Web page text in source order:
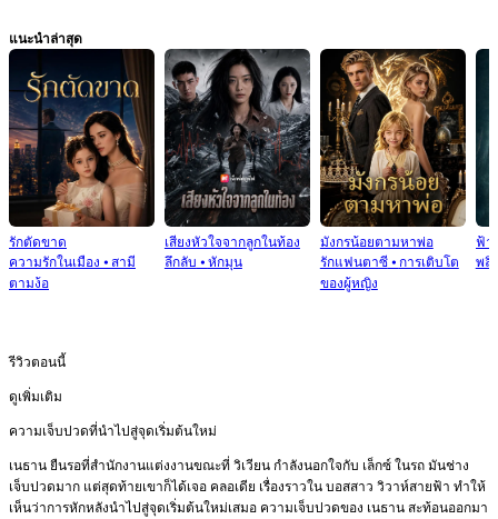
แนะนำล่าสุด
รักตัดขาด
ความรักในเมือง ⦁ สามี
ตามง้อ
เสียงหัวใจจากลูกในท้อง
ลึกลับ ⦁ หักมุน
มังกรน้อยตามหาพ่อ
รักแฟนตาซี⦁ การเติบโต
ของผู้หญิง
ฟ้า
พลิ
รีวิวตอนนี้
ดูเพิ่มเติม
ความเจ็บปวดที่นำไปสู่จุดเริ่มต้นใหม่
เนธาน ยืนรอที่สำนักงานแต่งงานขณะที่ วิเวียน กำลังนอกใจกับ เล็กซ์ ในรถ มันช่าง
เจ็บปวดมาก แต่สุดท้ายเขาก็ได้เจอ คลอเดีย เรื่องราวใน บอสสาว วิวาห์สายฟ้า ทำให้
เห็นว่าการหักหลังนำไปสู่จุดเริ่มต้นใหม่เสมอ ความเจ็บปวดของ เนธาน สะท้อนออกมา